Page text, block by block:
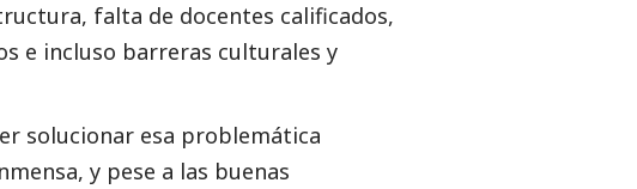
falta de docentes calificados,
e incluso barreras culturales y
solucionar esa problemática
y pese a las buenas